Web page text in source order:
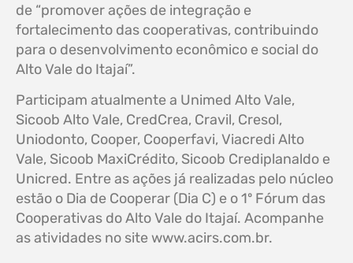
de “promover ações de integração e
fortalecimento das cooperativas, contribuindo
para o desenvolvimento econômico e social do
Alto Vale do Itajaí”.
Participam atualmente a Unimed Alto Vale,
Sicoob Alto Vale, CredCrea, Cravil, Cresol,
Uniodonto, Cooper, Cooperfavi, Viacredi Alto
Vale, Sicoob MaxiCrédito, Sicoob Crediplanaldo e
Unicred. Entre as ações já realizadas pelo núcleo
estão o Dia de Cooperar (Dia C) e o 1º Fórum das
Cooperativas do Alto Vale do Itajaí. Acompanhe
as atividades no site www.acirs.com.br.